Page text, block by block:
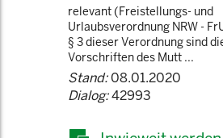
relevant (Freistellungs- und
Urlaubsverordnung NRW -
§ 3 dieser Verordnung sind
Vorschriften des Mutt ...
Stand:08.01.2020
Dialog:42993